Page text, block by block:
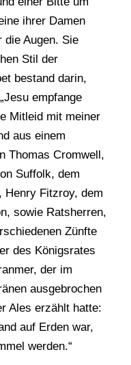
ihrer Damen
die Augen. Sie
Stil der
bestand darin,
empfange
Mitleid mit meiner
aus einem
Thomas Cromwell,
Suffolk, dem
Henry Fitzroy, dem
sowie Ratsherren,
Zünfte
des Königsrates
der im
ausgebrochen
Ales erzählt hatte:
auf Erden war,
werden.“